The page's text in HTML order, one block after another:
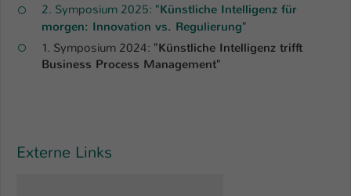
2. Symposium 2025: "Künstliche Intelligenz für
morgen: Innovation vs. Regulierung"
1. Symposium 2024: "Künstliche Intelligenz trifft
Business Process Management"
Externe Links